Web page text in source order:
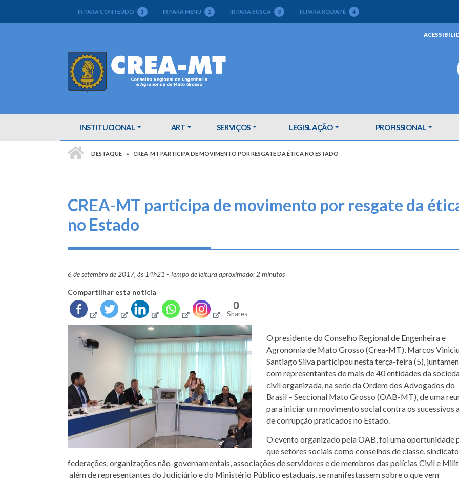
IR PARA CONTEÚDO 1 IR PARA MENU 2 IR PARA BUSCA 3 IR PARA RODAPÉ 4
INSTITUCIONAL ART SERVIÇOS LEGISLAÇÃO PROFISSIONAL
DESTAQUE CREA-MT PARTICIPA DE MOVIMENTO POR RESGATE DA ÉTICA NO ESTADO
CREA-MT participa de movimento por resgate da
no Estado
6 de setembro de 2017, às 14h21 - Tempo de leitura aproximado: 2 minutos
Compartilhar esta notícia
0
Shares
O presidente do Conselho Regional de Engenheira e
Agronomia de Mato Grosso (Crea-MT), Marcos
Santiago Silva participou nesta terça-feira (5),
com representantes de mais de 40 entidades da
civil organizada, na sede da Ordem dos Advogados do
Brasil – Seccional Mato Grosso (OAB-MT), de uma
para iniciar um movimento social contra os sucessivos
de corrupção praticados no Estado.
O evento organizado pela OAB, foi uma oportunidade
que setores sociais como conselhos de classe,
federações, organizações não-governamentais, associações de servidores e de membros das polícias Civil e
além de representantes do Judiciário e do Ministério Público estaduais, se manifestassem sobre o que vem